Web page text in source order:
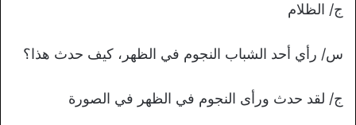
ج/ الظلام
س/ رأي أحد الشباب النجوم في الظهر، كيف حدث هذا؟
ج/ لقد حدث ورأى النجوم في الظهر في الصورة